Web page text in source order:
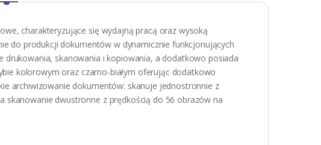
charakteryzujące się wydajną pracą oraz wysoką
do produkcji dokumentów w dynamicznie funkcjonujących
skanowania i kopiowania, a dodatkowo posiada
kolorowym oraz czarno-białym oferując dodatkowo
archiwizowanie dokumentów: skanuje jednostronnie z
dwustronne z prędkością do 56 obrazów na